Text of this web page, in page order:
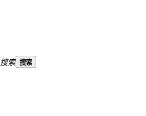
搜索 搜索